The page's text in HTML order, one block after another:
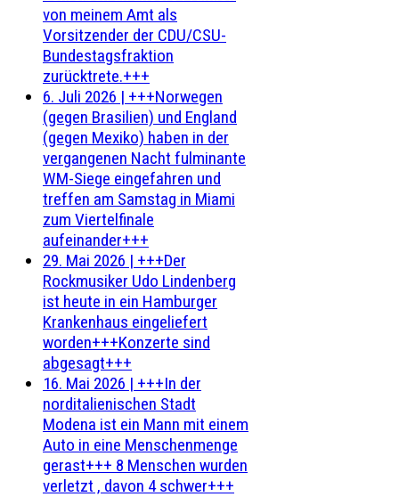
von meinem Amt als
Vorsitzender der CDU/CSU-
Bundestagsfraktion
zurücktrete.+++
6. Juli 2026 | +++Norwegen
(gegen Brasilien) und England
(gegen Mexiko) haben in der
vergangenen Nacht fulminante
WM-Siege eingefahren und
treffen am Samstag in Miami
zum Viertelfinale
aufeinander+++
29. Mai 2026 | +++Der
Rockmusiker Udo Lindenberg
ist heute in ein Hamburger
Krankenhaus eingeliefert
worden+++Konzerte sind
abgesagt+++
16. Mai 2026 | +++In der
norditalienischen Stadt
Modena ist ein Mann mit einem
Auto in eine Menschenmenge
gerast+++ 8 Menschen wurden
verletzt , davon 4 schwer+++